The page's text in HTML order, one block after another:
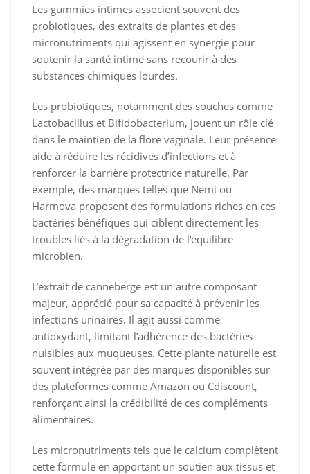
Les gummies intimes associent souvent des
probiotiques, des extraits de plantes et des
micronutriments qui agissent en synergie pour
soutenir la santé intime sans recourir à des
substances chimiques lourdes.
Les probiotiques, notamment des souches comme
Lactobacillus et Bifidobacterium, jouent un rôle clé
dans le maintien de la flore vaginale. Leur présence
aide à réduire les récidives d’infections et à
renforcer la barrière protectrice naturelle. Par
exemple, des marques telles que Nemi ou
Harmova proposent des formulations riches en ces
bactéries bénéfiques qui ciblent directement les
troubles liés à la dégradation de l’équilibre
microbien.
L’extrait de canneberge est un autre composant
majeur, apprécié pour sa capacité à prévenir les
infections urinaires. Il agit aussi comme
antioxydant, limitant l’adhérence des bactéries
nuisibles aux muqueuses. Cette plante naturelle est
souvent intégrée par des marques disponibles sur
des plateformes comme Amazon ou Cdiscount,
renforçant ainsi la crédibilité de ces compléments
alimentaires.
Les micronutriments tels que le calcium complètent
cette formule en apportant un soutien aux tissus et